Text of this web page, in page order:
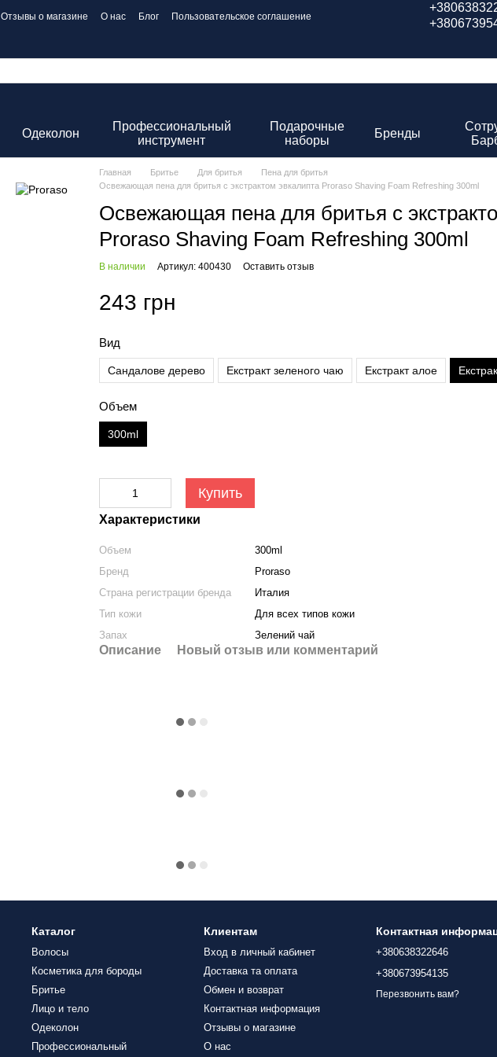
Отзывы о магазине О нас Блог
Пользовательское соглашение
Одеколон
Профессиональный
инструмент
Подарочные
наборы
Бренды
Главная Бритье Для бритья
Пена для бритья
Освежающая пена для бритья с экстрактом эвкалипта Proraso Shaving Foam Refreshing 300ml
Освежающая пена для бритья с
Proraso Shaving Foam Refreshing 300ml
В наличии Артикул: 400430 Оставить отзыв
243 грн
Вид
Сандалове дерево Екстракт зеленого чаю Екстракт алое
Объем
300ml
Купить
Характеристики
Объем
300ml
Бренд
Proraso
Страна регистрации бренда
Италия
Тип кожи
Для всех типов кожи
Запах
Зелений чай
Описание Новый отзыв или комментарий
Каталог
Волосы
Косметика для бороды
Бритье
Лицо и тело
Одеколон
Профессиональный
Клиентам
Вход в личный кабинет
Доставка та оплата
Обмен и возврат
Контактная информация
Отзывы о магазине
О нас
Контактная
+380638322646
+380673954135
Перезвонить вам?